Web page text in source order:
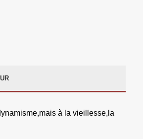
à la vieillesse,la